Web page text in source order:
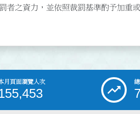
者之資力，並依照裁罰基準酌予加重
月頁面瀏覽人次